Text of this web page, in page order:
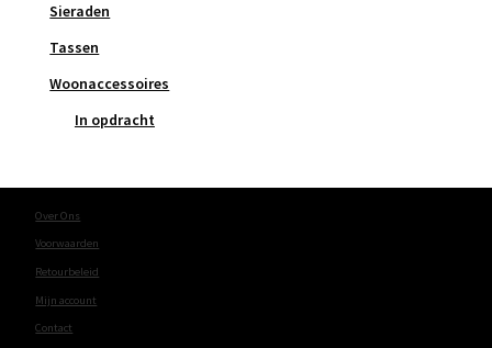
Sieraden
Tassen
Woonaccessoires
In opdracht
Over Ons
Voorwaarden
Retourbeleid
Mijn account
Contact